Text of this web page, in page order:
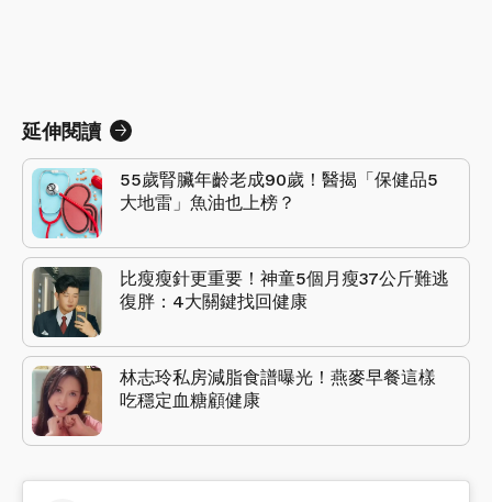
延伸閱讀
55歲腎臟年齡老成90歲！醫揭「保健品5
大地雷」魚油也上榜？
比瘦瘦針更重要！神童5個月瘦37公斤難逃
復胖：4大關鍵找回健康
林志玲私房減脂食譜曝光！燕麥早餐這樣
吃穩定血糖顧健康